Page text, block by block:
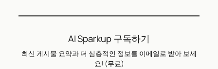
AI Sparkup 구독하기
최신 게시물 요약과 더 심층적인 정보를 이메일로 받아 보세
요! (무료)